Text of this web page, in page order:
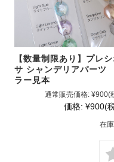
【数量制限あり】プレシ
サ シャンデリアパーツ
ラー見本
通常販売価格: ¥900(
価格: ¥900(
在